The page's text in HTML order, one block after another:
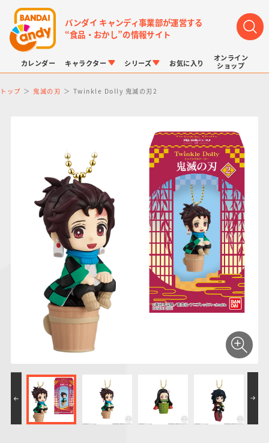
バンダイ キャンディ事業部が運営する
“食品・おかし”の情報サイト
カレンダー キャラクター
LINK TRAVELERS
仮面ライダーシリー
ズ
PROJECT R.E.D.・
スーパー戦隊シリー
ズ
プリキュアシリーズ
ガンダムシリーズ
ポケットモンスター
ドラゴンボール
アンパンマン
サンリオキャラクタ
ーズ
シリーズ
チョコボックス
キャラパキ
つりグミ
チョコサプ
にふぉるめーしょん
＆スクエアシール
SMPシリーズ
ポケモンキッズ
ポケモンスケールワ
ールド
キャラデコ
お気に入り
オンライン
ショップ
トップ 鬼滅の刃 Twinkle Dolly 鬼滅の刃2